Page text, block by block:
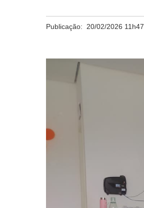
Publicação: 20/02/2026 11h47